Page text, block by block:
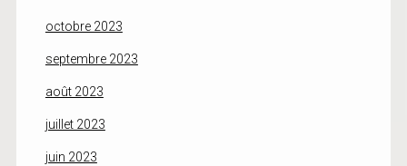
octobre 2023
septembre 2023
août 2023
juillet 2023
juin 2023